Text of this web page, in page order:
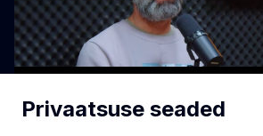
Privaatsuse seaded